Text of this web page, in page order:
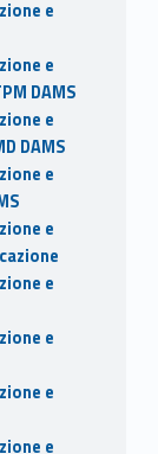
e
e
DAMS
e
DAMS
e
e
e
e
e
e